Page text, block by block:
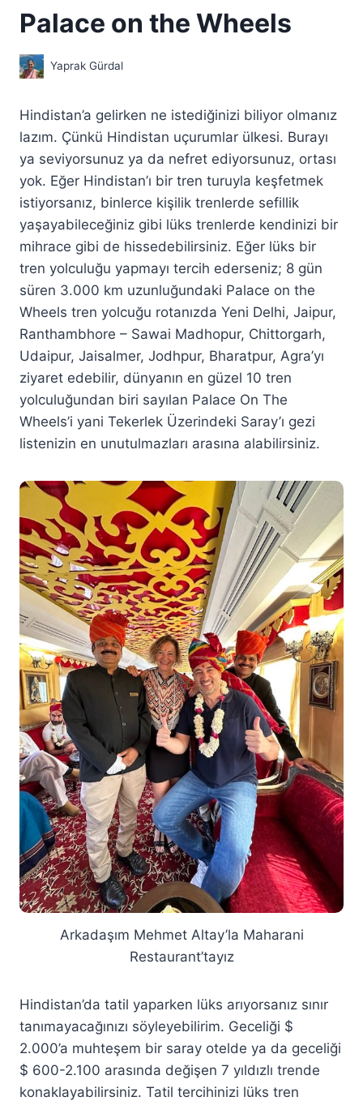
Palace on the Wheels
Yaprak Gürdal
Hindistan’a gelirken ne istediğinizi biliyor olmanız
lazım. Çünkü Hindistan uçurumlar ülkesi. Burayı
ya seviyorsunuz ya da nefret ediyorsunuz, ortası
yok. Eğer Hindistan’ı bir tren turuyla keşfetmek
istiyorsanız, binlerce kişilik trenlerde sefillik
yaşayabileceğiniz gibi lüks trenlerde kendinizi bir
mihrace gibi de hissedebilirsiniz. Eğer lüks bir
tren yolculuğu yapmayı tercih ederseniz; 8 gün
süren 3.000 km uzunluğundaki Palace on the
Wheels tren yolcuğu rotanızda Yeni Delhi, Jaipur,
Ranthambhore – Sawai Madhopur, Chittorgarh,
Udaipur, Jaisalmer, Jodhpur, Bharatpur, Agra’yı
ziyaret edebilir, dünyanın en güzel 10 tren
yolculuğundan biri sayılan Palace On The
Wheels’i yani Tekerlek Üzerindeki Saray’ı gezi
listenizin en unutulmazları arasına alabilirsiniz.
Arkadaşım Mehmet Altay’la Maharani
Restaurant’tayız
Hindistan’da tatil yaparken lüks arıyorsanız sınır
tanımayacağınızı söyleyebilirim. Geceliği $
2.000’a muhteşem bir saray otelde ya da geceliği
$ 600-2.100 arasında değişen 7 yıldızlı trende
konaklayabilirsiniz. Tatil tercihinizi lüks tren